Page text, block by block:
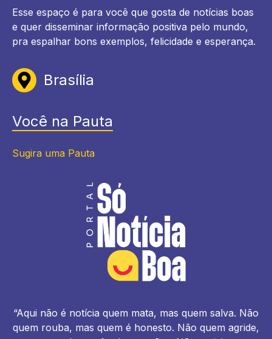
Esse espaço é para você que gosta de notícias boas
e quer disseminar informação positiva pelo mundo,
pra espalhar bons exemplos, felicidade e esperança.
Brasília
Você na Pauta
Sugira uma Pauta
“Aqui não é notícia quem mata, mas quem salva. Não
quem rouba, mas quem é honesto. Não quem agride,